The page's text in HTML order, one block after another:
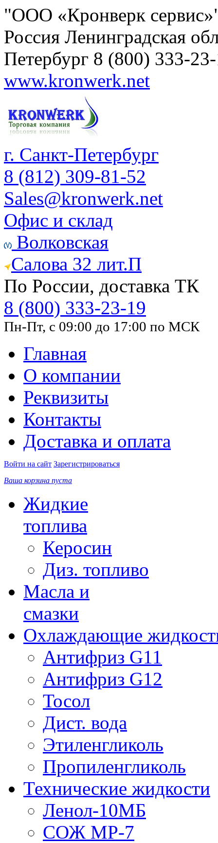
"ООО «Кронверк
Россия Ленинградская
Петербург 8 (800) 333-
www.kronwerk.net
г. Санкт-Петербург
8 (812) 309-81-52
Sales@kronwerk.net
Офис и склад
Волковская
Салова 32 лит.П
По России, доставка ТК
8 (800) 333-23-19
Пн-Пт, с 09:00 до 17:00 по МСК
Главная
О компании
Реквизиты
Контакты
Доставка и оплата
Войти на сайт Зарегистрироваться
Ваша корзина пуста
Жидкие
топлива
Керосин
Диз. топливо
Масла и
смазки
Охлаждающие
Антифриз G11
Антифриз G12
Тосол
Дист. вода
Этиленгликоль
Пропиленгликоль
Технические жидкости
Ленол-10МБ
СОЖ МР-7